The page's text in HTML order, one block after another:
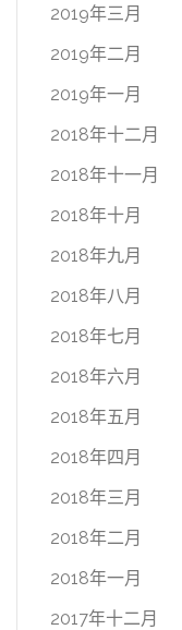
2019年三月
2019年二月
2019年一月
2018年十二月
2018年十一月
2018年十月
2018年九月
2018年八月
2018年七月
2018年六月
2018年五月
2018年四月
2018年三月
2018年二月
2018年一月
2017年十二月